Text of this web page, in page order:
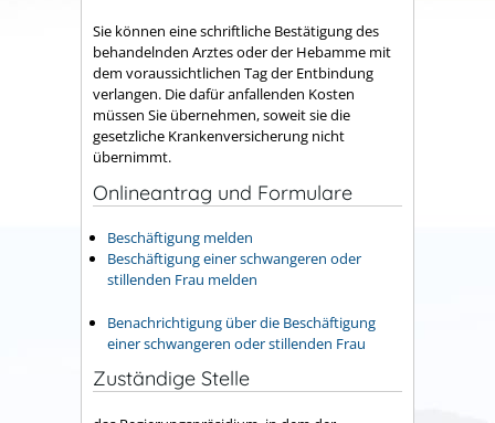
Sie können eine schriftliche Bestätigung des
behandelnden Arztes oder der Hebamme mit
dem voraussichtlichen Tag der Entbindung
verlangen. Die dafür anfallenden Kosten
müssen Sie übernehmen, soweit sie die
gesetzliche Krankenversicherung nicht
übernimmt.
Onlineantrag und Formulare
Beschäftigung melden
Beschäftigung einer schwangeren oder
stillenden Frau melden
Benachrichtigung über die Beschäftigung
einer schwangeren oder stillenden Frau
Zuständige Stelle